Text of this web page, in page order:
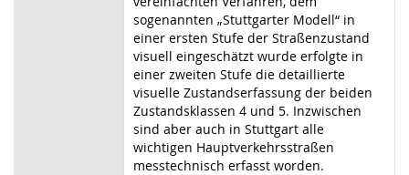
sogenannten „Stuttgarter Modell“ in
einer ersten Stufe der Straßenzustand
visuell eingeschätzt wurde erfolgte in
einer zweiten Stufe die detaillierte
visuelle Zustandserfassung der beiden
Zustandsklassen 4 und 5. Inzwischen
sind aber auch in Stuttgart alle
wichtigen Hauptverkehrsstraßen
messtechnisch erfasst worden.